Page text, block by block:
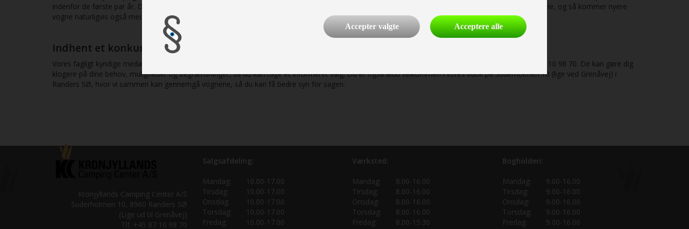
indenfor de første par år. Det kan også i flere tilfælde være nemmere for dig og os som forhandlere og reparatører at finde de nødvendige reservedele, og så kommer nyere
vogne naturligvis også med nyere udstyr, mere ekstra udstyr og en større luksus end ældre, brugte vogne.
Indhent et konkurrencedygtigt tilbud på din nye campingvogn hos os
Vores fagligt kyndige medarbejdere sidder klar til at besvare dine spørgsmål eller give dig inspiration til din næste campingvogn på telefonnummer 87 10 98 70. De kan gøre dig
klogere på dine behov, muligheder og begrænsninger, så du kan tage et informeret valg. Du er også altid velkommen i vores butik på Suderholmen 10 (lige ved Grenåvej) i
Randers SØ, hvor vi sammen kan gennemgå vognene, så du kan få bedre syn for sagen.
Kronjyllands Camping Center A/S
Suderholmen 10, 8960 Randers SØ
(Lige ud til Grenåvej)
Tlf. +45 87 10 98 70
Salgsafdeling:
Mandag:
10.00-17.00
Tirsdag:
10.00-17.00
Onsdag:
10.00-17.00
Torsdag:
10.00-17.00
Fredag:
10.00-17.00
Værksted:
Mandag:
8.00-16.00
Tirsdag:
8.00-16.00
Onsdag:
8.00-16.00
Torsdag:
8.00-16.00
Fredag:
8.00-15.30
Bogholderi:
Mandag:
9.00-16.00
Tirsdag:
9.00-16.00
Onsdag:
9.00-16.00
Torsdag:
9.00-16.00
Fredag:
9.00-16.00
Accepter valgte Acceptere alle